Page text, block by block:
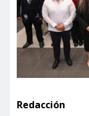
Redacción